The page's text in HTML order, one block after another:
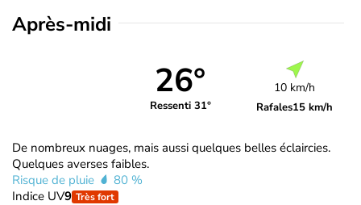
Après-midi
26°
Ressenti 31°
10 km/h
Rafales15 km/h
De nombreux nuages, mais aussi quelques belles éclaircies.
Quelques averses faibles.
Risque de pluie
80 %
Indice UV9 Très fort